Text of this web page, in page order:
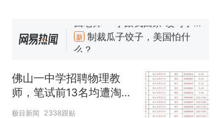
人生
新 制裁瓜子饺子，美国怕什
么？
号，仅凭视频评出？中国烹饪
协会回应
男子上山采菌偶然发现鸡枞菌
窝，原地守1天等它长大：挖了
140多朵
美国渔民钓获鲨鱼徒手将其拽
佛山一中学招聘物理教
师，笔试前13名均遭淘
汰？教育局：已叫停招
极目新闻 2338跟贴